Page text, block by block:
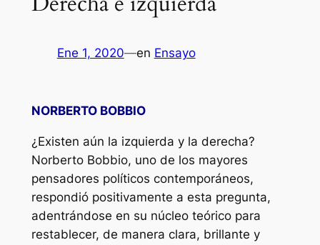
Ene 1, 2020—en Ensayo
NORBERTO BOBBIO
¿Existen aún la izquierda y la derecha?
Norberto Bobbio, uno de los mayores
pensadores políticos contemporáneos,
respondió positivamente a esta pregunta,
adentrándose en su núcleo teórico para
restablecer, de manera clara, brillante y